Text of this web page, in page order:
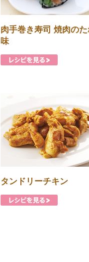
肉手巻き寿司 焼肉の
味
タンドリーチキン